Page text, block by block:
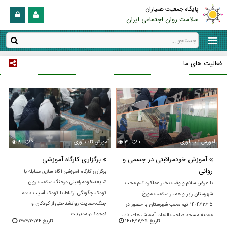
پایگاه جمعیت همیاران
سلامت روان اجتماعی ایران
فعالیت های ما
۳ , ۰ آموزش تاب آوری
آموزش خودمراقبتی در جسمی و
روانی
با عرض سلام و وقت بخیر عملکرد تیم محب
شهرستان رابر و همیار سلامت مورخ
۱۴۰۴/۱۲/۲۵ تیم محب شهرستان با حضور در
مهدیه مسجد صاحب الزمان آموزش های ذیل
تاریخ ۱۴۰۴/۱۲/۲۵
۸ , ۲ آموزش تاب آوری
برگزاری کارگاه آموزشی
برگزاری کارگاه آموزشی آگاه سازی مقابله با
شایعه،خودمراقبتی درجنگ،سلامت روان
کودک،چگونگی ارتباط با کودک آسیب دیده
جنگ،حمایت روانشناختی از کودکان و
نوجوانان،مدیریت ...
تاریخ ۱۴۰۴/۱۲/۲۴